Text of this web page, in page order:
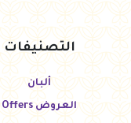
التصنيفات
ألبان
العروض Offers